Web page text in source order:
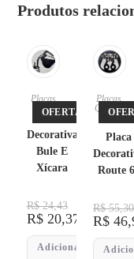
Produtos
OFERTA!
Placas
Placa
Decorativa
Bule E
Xícara
R$24,43
R$20,37
Adicionar
Placas,
Quadro
s
Placa
Route
R$55,30
R$